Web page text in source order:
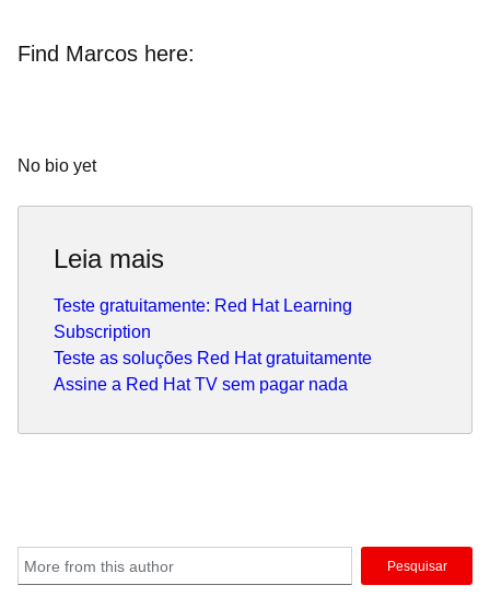
Find Marcos here:
No bio yet
Leia mais
Teste gratuitamente: Red Hat Learning
Subscription
Teste as soluções Red Hat gratuitamente
Assine a Red Hat TV sem pagar nada
Pesquisar